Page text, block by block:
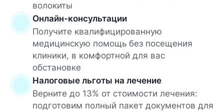
волокиты
Онлайн-консультации
Получите квалифицированную
медицинскую помощь без посещения
клиники, в комфортной для вас
обстановке
Налоговые льготы на лечение
Верните до 13% от стоимости лечения:
подготовим полный пакет документов для